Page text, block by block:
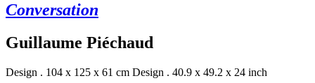
Conversation
Guillaume Piéchaud
Design . 104 x 125 x 61 cm Design . 40.9 x 49.2 x 24 inch